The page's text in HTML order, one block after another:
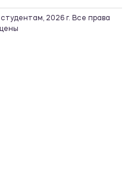
2026 г. Все права